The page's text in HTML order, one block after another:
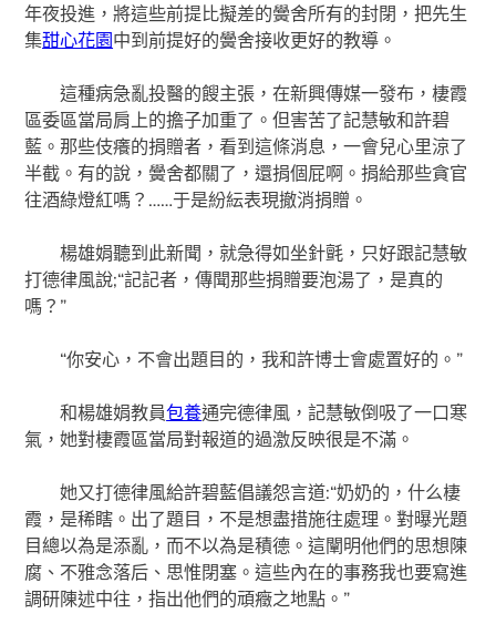
年夜投進，將這些前提比擬差的黌舍所有的封閉，把先生
集甜心花園中到前提好的黌舍接收更好的教導。
這種病急亂投醫的餿主張，在新興傳媒一發布，棲霞
區委區當局肩上的擔子加重了。但害苦了記慧敏和許碧
藍。那些伎癢的捐贈者，看到這條消息，一會兒心里涼了
半截。有的說，黌舍都關了，還捐個屁啊。捐給那些貪官
往酒綠燈紅嗎？……于是紛紜表現撤消捐贈。
楊雄娟聽到此新聞，就急得如坐針氈，只好跟記慧敏
打德律風說;“記記者，傳聞那些捐贈要泡湯了，是真的
嗎？”
“你安心，不會出題目的，我和許博士會處置好的。”
和楊雄娟教員包養通完德律風，記慧敏倒吸了一口寒
氣，她對棲霞區當局對報道的過激反映很是不滿。
她又打德律風給許碧藍倡議怨言道:“奶奶的，什么棲
霞，是稀瞎。出了題目，不是想盡措施往處理。對曝光題
目總以為是添亂，而不以為是積德。這闡明他們的思想陳
腐、不雅念落后、思惟閉塞。這些內在的事務我也要寫進
調研陳述中往，指出他們的頑癥之地點。”